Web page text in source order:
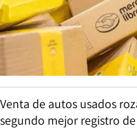
Venta de autos usados
segundo mejor registro